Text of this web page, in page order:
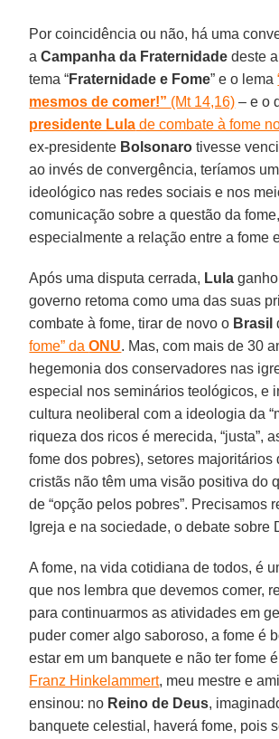
Por coincidência ou não, há uma
aCampanha da Fraternidade deste
tema “Fraternidade e Fome” e o lema
mesmos de comer!” (Mt 14,16) – e o
presidente Lula de combate à fome
ex-presidente Bolsonaro tivesse
ao invés de convergência, teríamos
ideológico nas redes sociais e nos
comunicação sobre a questão da fome,
especialmente a relação entre a fome
Após uma disputa cerrada, Lula
governo retoma como uma das suas
combate à fome, tirar de novo o Brasil
fome” daONU. Mas, com mais de 30
hegemonia dos conservadores nas
especial nos seminários teológicos, e
cultura neoliberal com a ideologia da
riqueza dos ricos é merecida, “justa”,
fome dos pobres), setores majoritários
cristãs não têm uma visão positiva do
de “opção pelos pobres”. Precisamos
Igreja e na sociedade, o debate sobre
A fome, na vida cotidiana de todos, é
que nos lembra que devemos comer,
para continuarmos as atividades em
puder comer algo saboroso, a fome é
estar em um banquete e não ter fome
Franz Hinkelammert, meu mestre e
ensinou: no Reino de Deus,
banquete celestial, haverá fome, pois